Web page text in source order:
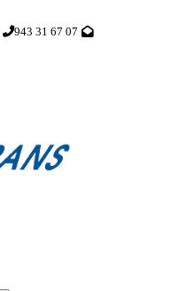
943 31 67 07